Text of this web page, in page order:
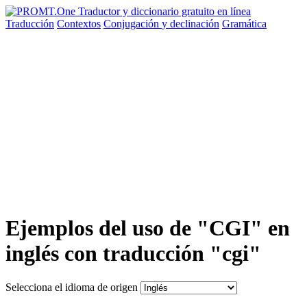
Traducción Contextos Conjugación y declinación Gramática
Ejemplos del uso de "CGI" en
inglés con traducción "cgi"
Selecciona el idioma de origen